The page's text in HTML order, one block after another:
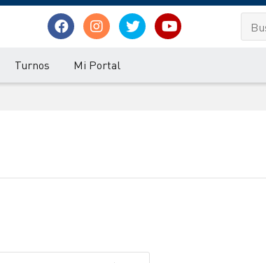
Turnos Mi Portal